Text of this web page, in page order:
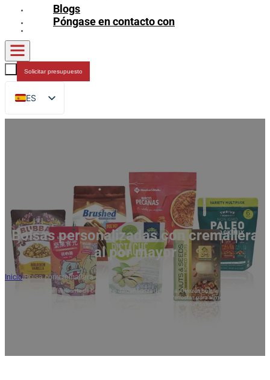
Blogs
Póngase en contacto con
Solicitar presupuesto
ES
EN
JA
Bolsas personalizadas con cremallera
al por mayor
Inicio/Bolsa con cremallera
Asóciese con el fabricante de bolsas zip de confianza de China. Ofrezca bolsas con
cremallera al por mayor con diseños doypack personalizados. Perfectas para alimentos,
cosméticos y mascotas. Impresión vibrante y entrega global. No dude en solicitarnos un